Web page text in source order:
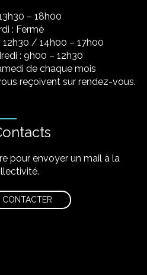
– 18h00
: Fermé
12h30 / 14h00 – 17h00
: 9h00 – 12h30
de chaque mois
reçoivent sur rendez-vous.
pour envoyer un mail à la
CONTACTER